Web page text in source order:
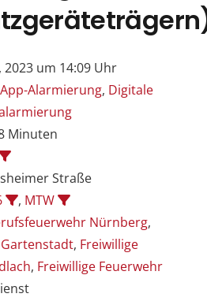
2023 um 14:09 Uhr
App-Alarmierung, Digitale
Minuten
Straße
, MTW
Nürnberg,
, Freiwillige
, Freiwillige Feuerwehr